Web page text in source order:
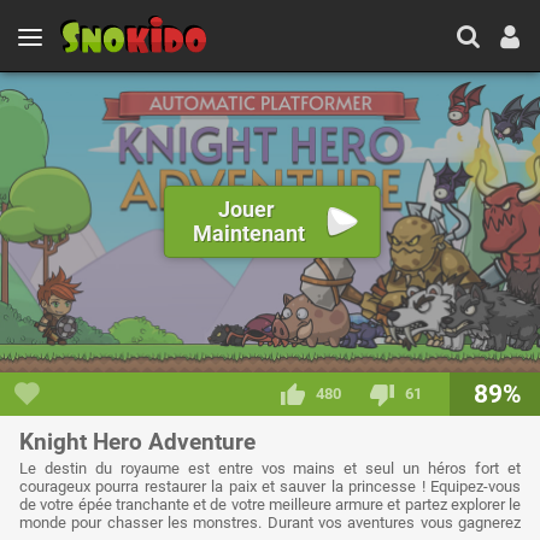
Jouer
Maintenant
480 61 89%
Knight Hero Adventure
Le destin du royaume est entre vos mains et seul un héros fort et
courageux pourra restaurer la paix et sauver la princesse ! Equipez-vous
de votre épée tranchante et de votre meilleure armure et partez explorer le
monde pour chasser les monstres. Durant vos aventures vous gagnerez